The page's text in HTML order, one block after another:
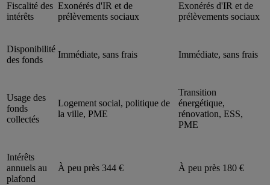
Fiscalité des
intérêts
Exonérés d'IR et de
prélèvements sociaux
Exonérés d'IR et de
prélèvements sociaux
Disponibilité
des fonds
Immédiate, sans frais Immédiate, sans frais
Usage des
fonds
collectés
Logement social, politique de
la ville, PME
Transition
énergétique,
rénovation, ESS,
PME
Intérêts
annuels au
plafond
À peu près 344 € À peu près 180 €